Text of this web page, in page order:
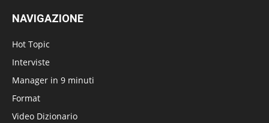
NAVIGAZIONE
Hot Topic
Interviste
Manager in 9 minuti
Format
Video Dizionario